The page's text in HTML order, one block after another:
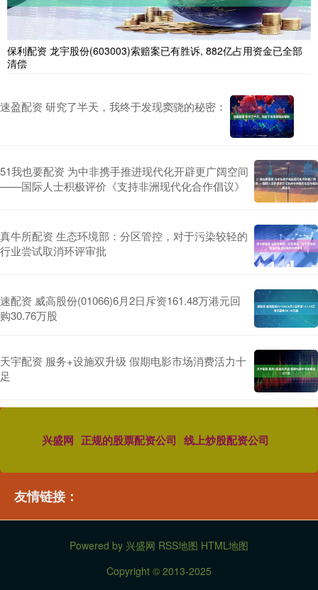
保利配资 龙宇股份(603003)索赔案已有胜诉, 882亿占用资金已全部
清偿
速盈配资 研究了半天，我终于发现窦骁的秘密：
51我也要配资 为中非携手推进现代化开辟更广阔空间
——国际人士积极评价《支持非洲现代化合作倡议》
真牛所配资 生态环境部：分区管控，对于污染较轻的
行业尝试取消环评审批
速配资 威高股份(01066)6月2日斥资161.48万港元回
购30.76万股
天宇配资 服务+设施双升级 假期电影市场消费活力十
足
兴盛网 正规的股票配资公司 线上炒股配资公司
友情链接：
Powered by 兴盛网 RSS地图 HTML地图
Copyright © 2013-2025